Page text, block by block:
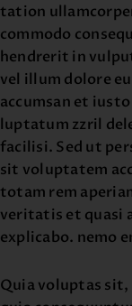
tation
commodo
hendrerit in
vel illum dolore
accumsan et
luptatum zzril
facilisi. Sed ut
sit voluptatem
totam rem
veritatis et quasi
explicabo. nemo
Quia voluptas